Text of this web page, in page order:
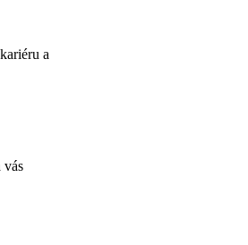
a
vás